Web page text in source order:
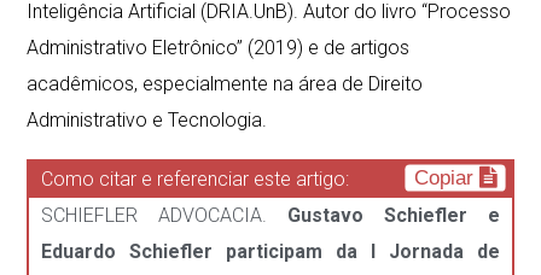
Inteligência Artificial (DRIA.UnB). Autor do livro “Processo
Administrativo Eletrônico” (2019) e de artigos
acadêmicos, especialmente na área de Direito
Administrativo e Tecnologia.
Como citar e referenciar este artigo: Copiar
SCHIEFLER ADVOCACIA. Gustavo Schiefler e
Eduardo Schiefler participam da I Jornada de